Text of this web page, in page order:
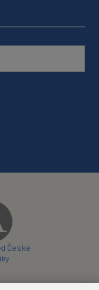
České